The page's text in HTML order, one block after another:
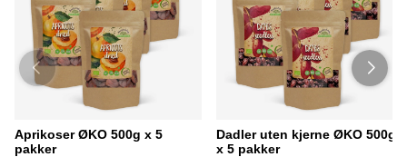
Aprikoser ØKO 500g x 5
pakker
Dadler uten kjerne ØKO 500g
x 5 pakker